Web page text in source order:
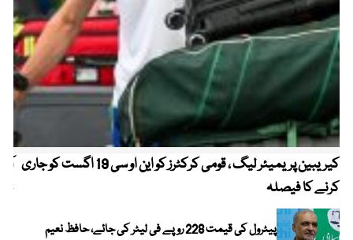
کیریبین پریمیئر لیگ ، قومی کرکٹرز کو این او سی 19 اگست کو جاری
کرنے کا فیصلہ
پیٹرول کی قیمت 228 روپے فی لیٹر کی جائے، حافظ نعیم